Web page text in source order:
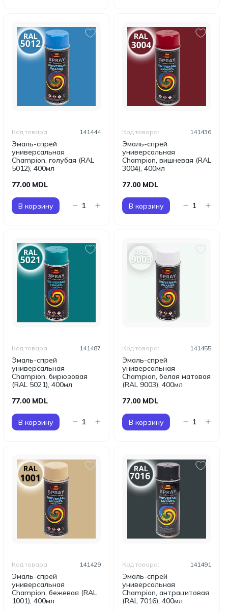
Эмаль-спрей
универсальная
Champion, голубая (RAL
5012), 400мл
Код товара: 141444
77.00 MDL
В корзину
Эмаль-спрей
универсальная
Champion, вишневая (RAL
3004), 400мл
Код товара: 141436
77.00 MDL
В корзину
Эмаль-спрей
универсальная
Champion, бирюзовая
(RAL 5021), 400мл
Код товара: 141487
77.00 MDL
В корзину
Эмаль-спрей
универсальная
Champion, белая матовая
(RAL 9003), 400мл
Код товара: 141455
77.00 MDL
В корзину
Эмаль-спрей
универсальная
Champion, бежевая (RAL
1001), 400мл
Код товара: 141429
Эмаль-спрей
универсальная
Champion, антрацитовая
(RAL 7016), 400мл
Код товара: 141491